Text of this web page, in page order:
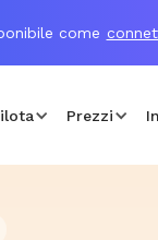
come
Prezzi